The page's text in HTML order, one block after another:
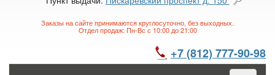
Заказы на сайте принимаются круглосуточно, без выходных.
Отдел продаж: Пн-Вс с 10:00 до 21:00
+7 (812) 777-90-98